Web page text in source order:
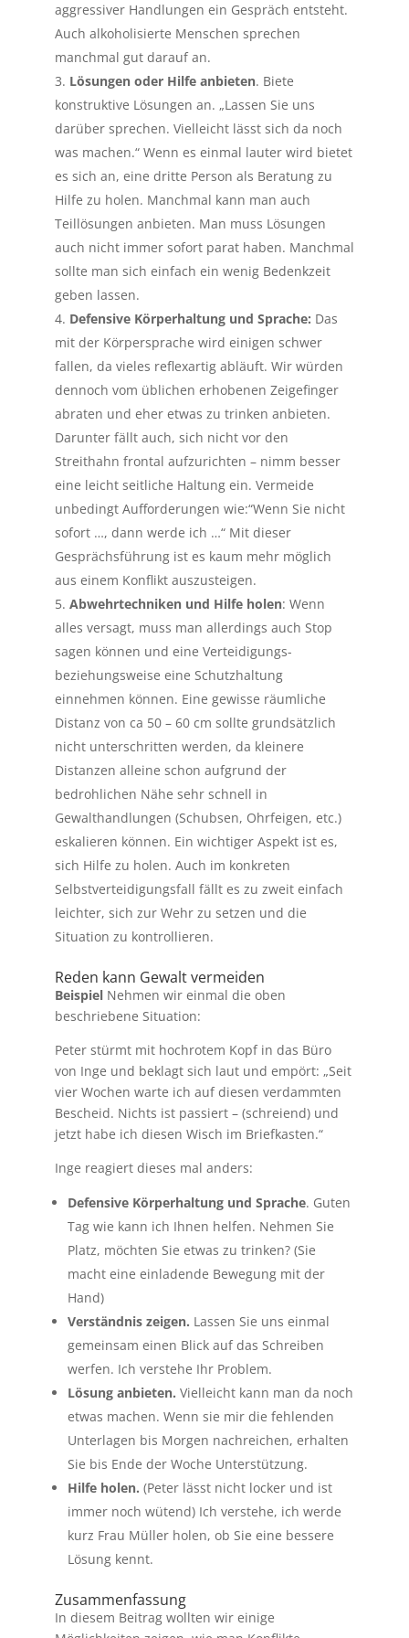
aggressiver Handlungen ein Gespräch entsteht.
Auch alkoholisierte Menschen sprechen
manchmal gut darauf an.
Lösungen oder Hilfe anbieten. Biete
konstruktive Lösungen an. „Lassen Sie uns
darüber sprechen. Vielleicht lässt sich da noch
was machen.“ Wenn es einmal lauter wird bietet
es sich an, eine dritte Person als Beratung zu
Hilfe zu holen. Manchmal kann man auch
Teillösungen anbieten. Man muss Lösungen
auch nicht immer sofort parat haben. Manchmal
sollte man sich einfach ein wenig Bedenkzeit
geben lassen.
Defensive Körperhaltung und Sprache: Das
mit der Körpersprache wird einigen schwer
fallen, da vieles reflexartig abläuft. Wir würden
dennoch vom üblichen erhobenen Zeigefinger
abraten und eher etwas zu trinken anbieten.
Darunter fällt auch, sich nicht vor den
Streithahn frontal aufzurichten – nimm besser
eine leicht seitliche Haltung ein. Vermeide
unbedingt Aufforderungen wie:“Wenn Sie nicht
sofort …, dann werde ich …“ Mit dieser
Gesprächsführung ist es kaum mehr möglich
aus einem Konflikt auszusteigen.
Abwehrtechniken und Hilfe holen: Wenn
alles versagt, muss man allerdings auch Stop
sagen können und eine Verteidigungs-
beziehungsweise eine Schutzhaltung
einnehmen können. Eine gewisse räumliche
Distanz von ca 50 – 60 cm sollte grundsätzlich
nicht unterschritten werden, da kleinere
Distanzen alleine schon aufgrund der
bedrohlichen Nähe sehr schnell in
Gewalthandlungen (Schubsen, Ohrfeigen, etc.)
eskalieren können. Ein wichtiger Aspekt ist es,
sich Hilfe zu holen. Auch im konkreten
Selbstverteidigungsfall fällt es zu zweit einfach
leichter, sich zur Wehr zu setzen und die
Situation zu kontrollieren.
Reden kann Gewalt vermeiden
BeispielNehmen wir einmal die oben
beschriebene Situation:
Peter stürmt mit hochrotem Kopf in das Büro
von Inge und beklagt sich laut und empört: „Seit
vier Wochen warte ich auf diesen verdammten
Bescheid. Nichts ist passiert – (schreiend) und
jetzt habe ich diesen Wisch im Briefkasten.“
Inge reagiert dieses mal anders:
Defensive Körperhaltung und Sprache. Guten
Tag wie kann ich Ihnen helfen. Nehmen Sie
Platz, möchten Sie etwas zu trinken? (Sie
macht eine einladende Bewegung mit der
Hand)
Verständnis zeigen. Lassen Sie uns einmal
gemeinsam einen Blick auf das Schreiben
werfen. Ich verstehe Ihr Problem.
Lösung anbieten. Vielleicht kann man da noch
etwas machen. Wenn sie mir die fehlenden
Unterlagen bis Morgen nachreichen, erhalten
Sie bis Ende der Woche Unterstützung.
Hilfe holen. (Peter lässt nicht locker und ist
immer noch wütend) Ich verstehe, ich werde
kurz Frau Müller holen, ob Sie eine bessere
Lösung kennt.
Zusammenfassung
In diesem Beitrag wollten wir einige